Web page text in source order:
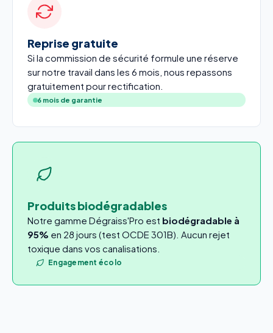
Reprise gratuite
Si la commission de sécurité formule une réserve
sur notre travail dans les 6 mois, nous repassons
gratuitement pour rectification.
6 mois de garantie
Produits biodégradables
Notre gamme Dégraiss'Pro est biodégradable à
95% en 28 jours (test OCDE 301B). Aucun rejet
toxique dans vos canalisations.
Engagement écolo